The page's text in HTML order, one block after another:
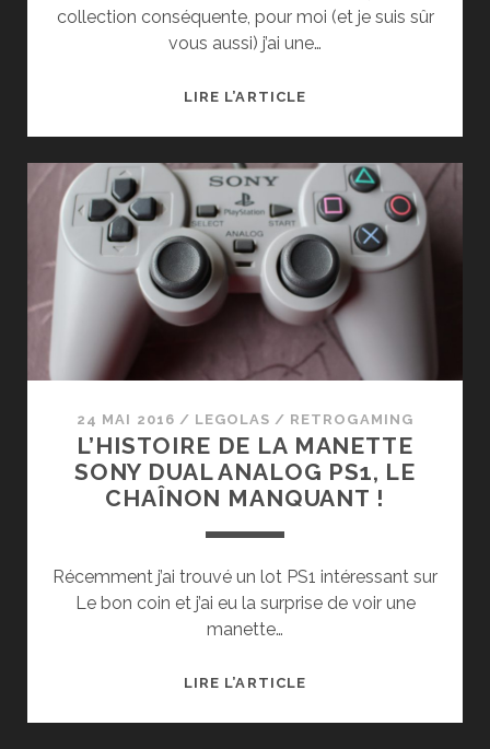
collection conséquente, pour moi (et je suis sûr
vous aussi) j’ai une…
LIRE L’ARTICLEMA
RETROGAMING
LES
CONSOLES
NINTENDO
24 MAI 2016 / LEGOLAS / RETROGAMING
L’HISTOIRE DE LA MANETTE
SONY DUAL ANALOG PS1, LE
CHAÎNON MANQUANT !
Récemment j’ai trouvé un lot PS1 intéressant sur
Le bon coin et j’ai eu la surprise de voir une
manette…
LIRE L’ARTICLEL’HISTOIRE